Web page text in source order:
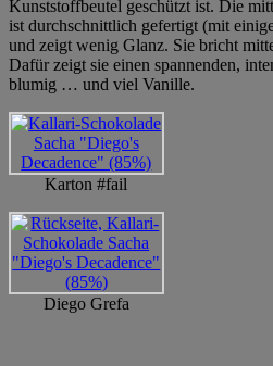
Kunststoffbeutel geschützt ist. Die
ist durchschnittlich gefertigt (mit
und zeigt wenig Glanz. Sie bricht
Dafür zeigt sie einen spannenden,
blumig … und viel Vanille.
Karton #fail
Diego Grefa